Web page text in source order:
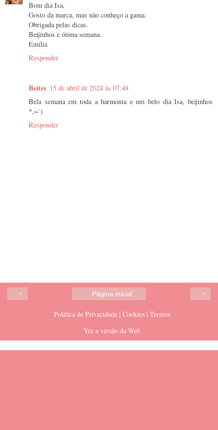
Bom dia Isa,
Gosto da marca, mas não conheço a gama.
Obrigada pelas dicas.
Beijinhos e ótima semana.
Emília
Responder
Beites 15 de abril de 2024 às 07:48
Bela semana em toda a harmonia e um belo dia Isa, beijinhos
*,~`)
Responder
‹ ›
Página inicial
Política de Privacidade | Cookies | Termos
Ver a versão da Web